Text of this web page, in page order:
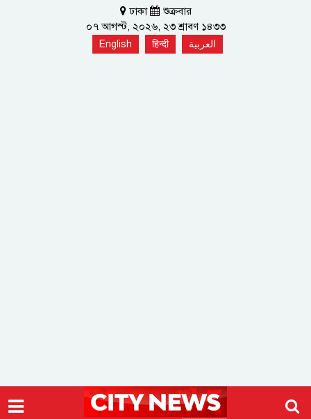
ঢাকা
শুক্রবার
০৭ আগস্ট, ২০২৬, ২৩ শ্রাবণ ১৪৩৩
English हिन्दी العربية